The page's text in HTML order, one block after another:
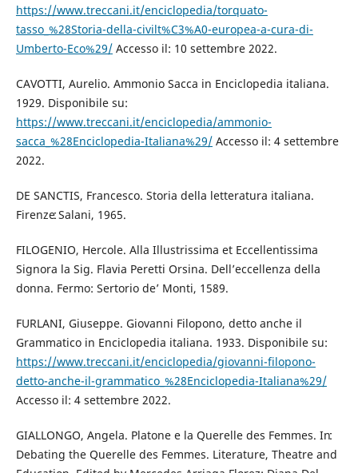
https://www.treccani.it/enciclopedia/torquato-
tasso_%28Storia-della-civilt%C3%A0-europea-a-cura-di-
Umberto-Eco%29/Accesso il: 10 settembre 2022.
CAVOTTI, Aurelio. Ammonio Sacca in Enciclopedia italiana.
1929. Disponibile su:
https://www.treccani.it/enciclopedia/ammonio-
sacca_%28Enciclopedia-Italiana%29/Accesso il: 4 settembre
2022.
DE SANCTIS, Francesco. Storia della letteratura italiana.
Firenzeː Salani, 1965.
FILOGENIO, Hercole. Alla Illustrissima et Eccellentissima
Signora la Sig. Flavia Peretti Orsina. Dell’eccellenza della
donna. Fermo: Sertorio de’ Monti, 1589.
FURLANI, Giuseppe. Giovanni Filopono, detto anche il
Grammatico in Enciclopedia italiana. 1933. Disponibile su:
https://www.treccani.it/enciclopedia/giovanni-filopono-
detto-anche-il-grammatico_%28Enciclopedia-Italiana%29/
Accesso il: 4 settembre 2022.
GIALLONGO, Angela. Platone e la Querelle des Femmes. Inː
Debating the Querelle des Femmes. Literature, Theatre and